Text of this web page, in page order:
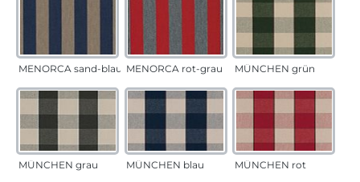
MENORCA sand-blau MENORCA rot-grau MÜNCHEN grün
MÜNCHEN grau MÜNCHEN blau MÜNCHEN rot